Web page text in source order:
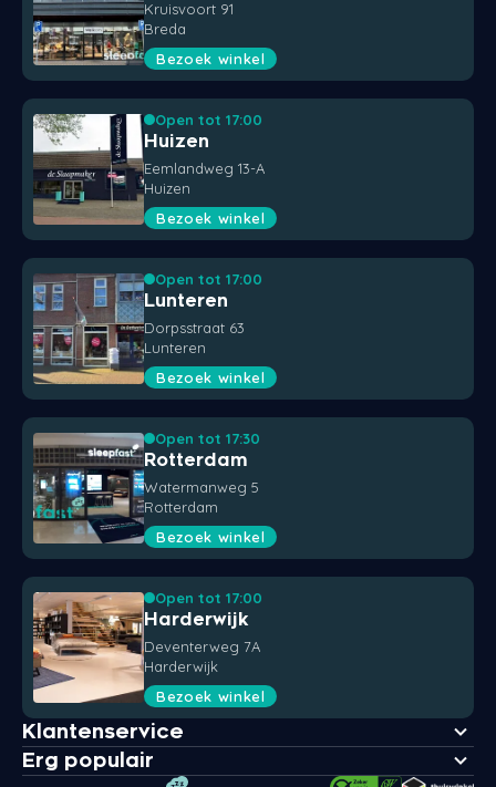
Kruisvoort 91
Breda
Bezoek winkel
Open tot 17:00
Huizen
Eemlandweg 13-A
Huizen
Bezoek winkel
Open tot 17:00
Lunteren
Dorpsstraat 63
Lunteren
Bezoek winkel
Open tot 17:30
Rotterdam
Watermanweg 5
Rotterdam
Bezoek winkel
Open tot 17:00
Harderwijk
Deventerweg 7A
Harderwijk
Bezoek winkel
Klantenservice
Erg populair